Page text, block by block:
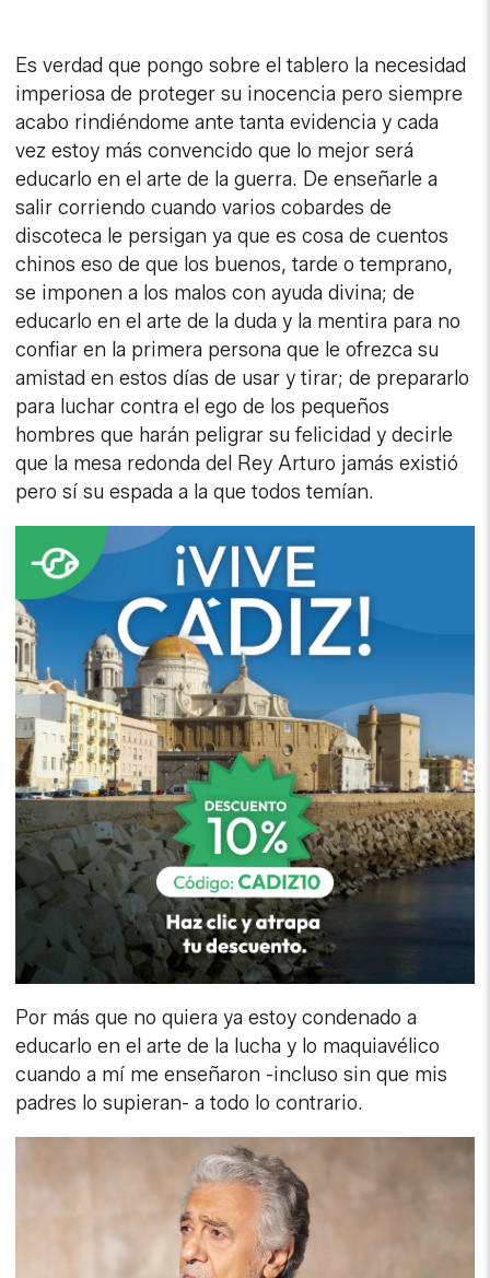
Es verdad que pongo sobre el tablero la necesidad
imperiosa de proteger su inocencia pero siempre
acabo rindiéndome ante tanta evidencia y cada
vez estoy más convencido que lo mejor será
educarlo en el arte de la guerra. De enseñarle a
salir corriendo cuando varios cobardes de
discoteca le persigan ya que es cosa de cuentos
chinos eso de que los buenos, tarde o temprano,
se imponen a los malos con ayuda divina; de
educarlo en el arte de la duda y la mentira para no
confiar en la primera persona que le ofrezca su
amistad en estos días de usar y tirar; de prepararlo
para luchar contra el ego de los pequeños
hombres que harán peligrar su felicidad y decirle
que la mesa redonda del Rey Arturo jamás existió
pero sí su espada a la que todos temían.
Por más que no quiera ya estoy condenado a
educarlo en el arte de la lucha y lo maquiavélico
cuando a mí me enseñaron -incluso sin que mis
padres lo supieran- a todo lo contrario.